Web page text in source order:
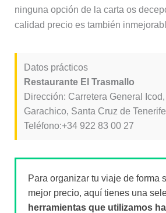
ninguna opción de la carta os
calidad precio es también
Datos prácticos
Restaurante El Trasmallo
Dirección: Carretera General
Garachico, Santa Cruz de Tenerife
Teléfono:+34 922 83 00 27
Para organizar tu viaje de forma
mejor precio, aquí tienes una
herramientas que utilizamos